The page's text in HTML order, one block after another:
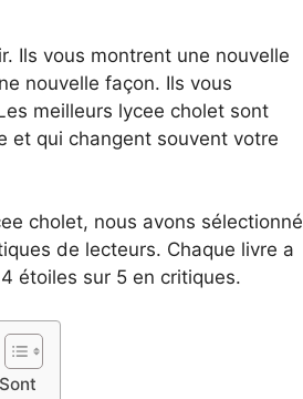
Ils vous montrent une nouvelle
nouvelle façon. Ils vous
meilleurs lycee cholet sont
et qui changent souvent votre
cholet, nous avons sélectionné
de lecteurs. Chaque livre a
étoiles sur 5 en critiques.